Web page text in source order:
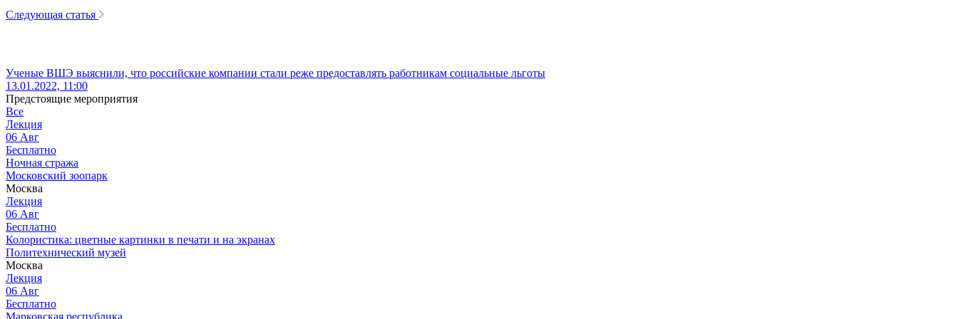
Следующая статья
Ученые ВШЭ выяснили, что российские компании стали реже предоставлять работникам социальные льготы
13.01.2022, 11:00
Предстоящие мероприятия
Все
Лекция
06 Авг
Бесплатно
Ночная стража
Московский зоопарк
Москва
Лекция
06 Авг
Бесплатно
Колористика: цветные картинки в печати и на экранах
Политехнический музей
Москва
Лекция
06 Авг
Бесплатно